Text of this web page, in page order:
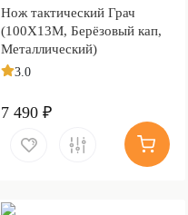
Нож тактический Грач
(100Х13М, Берёзовый кап,
Металлический)
3.0
7 490 ₽